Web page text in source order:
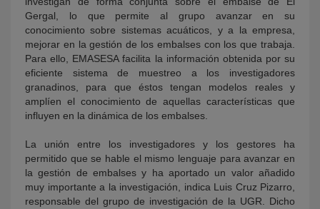
Gergal, lo que permite al grupo avanzar en su
conocimiento sobre sistemas acuáticos, y a la empresa,
mejorar en la gestión de los embalses con los que trabaja.
Para ello, EMASESA facilita la información obtenida por su
eficiente sistema de muestreo a los investigadores
granadinos, para que éstos tengan modelos reales y
amplíen el conocimiento de aquellas características que
influyen en la dinámica de los embalses.
La unión entre los investigadores y los gestores ha
permitido que se hable el mismo lenguaje para avanzar en
la gestión de embalses y ha aportado un valor añadido
muy importante a la investigación, indica Luis Cruz Pizarro,
responsable del grupo de investigación de la UGR. Dicho